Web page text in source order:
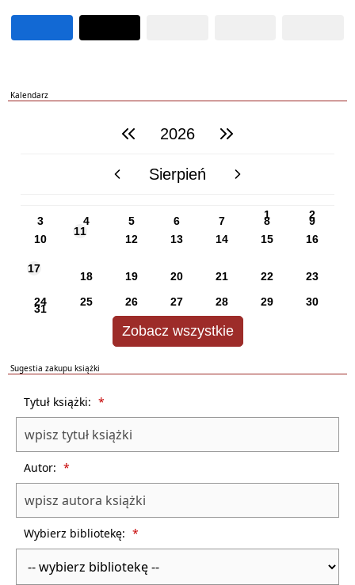
Kalendarz
poprzedni rok2026 następny rok
poprzedni miesiącSierpień następny miesiąc
1 2
3 4 5 6 7 8
9
10
11
12 13 14 15 16
17
18 19 20 21 22 23
24 25 26 27 28 29 30
31
Zobacz wszystkie
Sugestia zakupu książki
Tytuł książki: *
Autor: *
Wybierz bibliotekę: *